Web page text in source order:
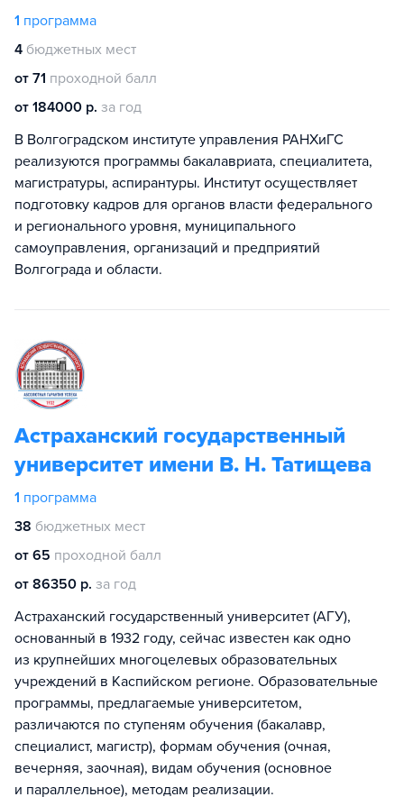
1 программа
4 бюджетных мест
от 71 проходной балл
от 184000 р. за год
В Волгоградском институте управления РАНХиГС
реализуются программы бакалавриата, специалитета,
магистратуры, аспирантуры. Институт осуществляет
подготовку кадров для органов власти федерального
и регионального уровня, муниципального
самоуправления, организаций и предприятий
Волгограда и области.
Астраханский государственный
университет имени В. Н. Татищева
1 программа
38 бюджетных мест
от 65 проходной балл
от 86350 р. за год
Астраханский государственный университет (АГУ),
основанный в 1932 году, сейчас известен как одно
из крупнейших многоцелевых образовательных
учреждений в Каспийском регионе. Образовательные
программы, предлагаемые университетом,
различаются по ступеням обучения (бакалавр,
специалист, магистр), формам обучения (очная,
вечерняя, заочная), видам обучения (основное
и параллельное), методам реализации.